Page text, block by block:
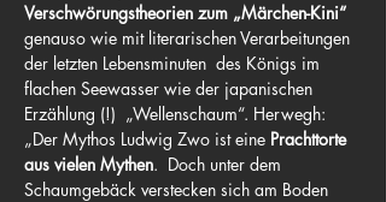
Verschwörungstheorien zum „Märchen-Kini“
genauso wie mit literarischen Verarbeitungen
der letzten Lebensminuten  des Königs im
flachen Seewasser wie der japanischen
Erzählung (!)  „Wellenschaum“. Herwegh:
„Der Mythos Ludwig Zwo ist eine Prachttorte
aus vielen Mythen.  Doch unter dem
Schaumgebäck verstecken sich am Boden